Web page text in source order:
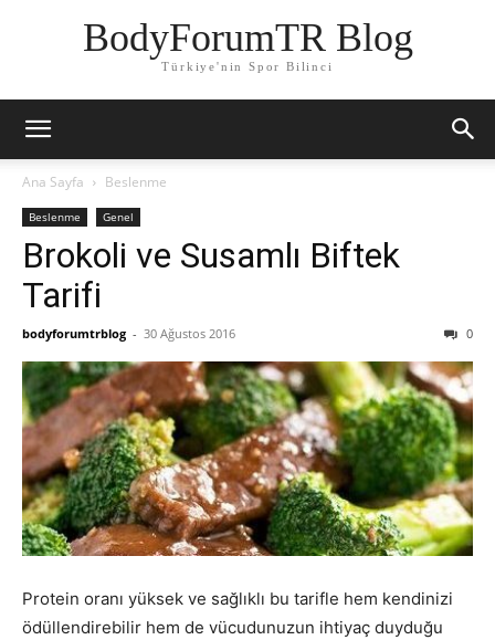
BodyForumTR Blog
Türkiye'nin Spor Bilinci
Ana Sayfa Beslenme
Beslenme Genel
Brokoli ve Susamlı Biftek
Tarifi
bodyforumtrblog - 30 Ağustos 2016 0
Protein oranı yüksek ve sağlıklı bu tarifle hem kendinizi
ödüllendirebilir hem de vücudunuzun ihtiyaç duyduğu